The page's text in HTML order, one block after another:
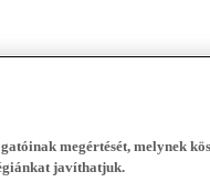
megértését, melynek
javíthatjuk.